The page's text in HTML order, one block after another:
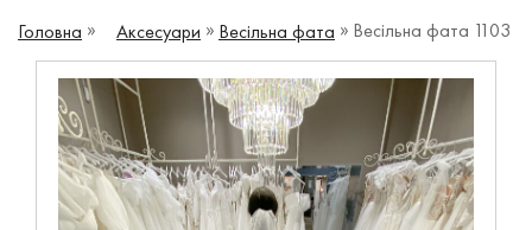
Головна Аксесуари Весільна фата Весільна фата 1103